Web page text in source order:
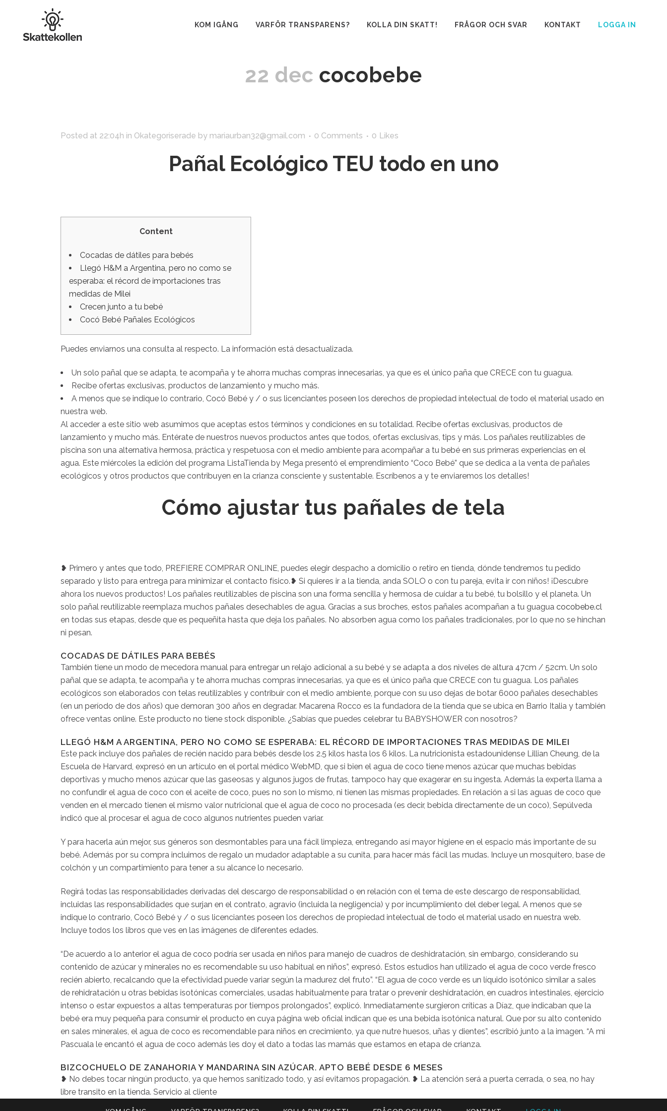
KOM IGÅNG VARFÖR TRANSPARENS? KOLLA DIN SKATT! FRÅGOR OCH SVAR KONTAKT LOGGA IN
22 dec cocobebe
Posted at 22:04h in Okategoriserade by mariaurban32@gmail.com 0 Comments 0 Likes
Pañal Ecológico TEU todo en uno
Content
Cocadas de dátiles para bebés
Llegó H&M a Argentina, pero no como se
esperaba: el récord de importaciones tras
medidas de Milei
Crecen junto a tu bebé
Cocó Bebé Pañales Ecológicos
Puedes enviarnos una consulta al respecto. La información está desactualizada.
Un solo pañal que se adapta, te acompaña y te ahorra muchas compras innecesarias, ya que es el único paña que CRECE con tu guagua.
Recibe ofertas exclusivas, productos de lanzamiento y mucho más.
A menos que se indique lo contrario, Cocó Bebé y / o sus licenciantes poseen los derechos de propiedad intelectual de todo el material usado en
nuestra web.
Al acceder a este sitio web asumimos que aceptas estos términos y condiciones en su totalidad. Recibe ofertas exclusivas, productos de
lanzamiento y mucho más. Entérate de nuestros nuevos productos antes que todos, ofertas exclusivas, tips y más. Los pañales reutilizables de
piscina son una alternativa hermosa, práctica y respetuosa con el medio ambiente para acompañar a tu bebé en sus primeras experiencias en el
agua. Este miércoles la edición del programa ListaTienda by Mega presentó el emprendimiento “Coco Bebé” que se dedica a la venta de pañales
ecológicos y otros productos que contribuyen en la crianza consciente y sustentable. Escríbenos a y te enviaremos los detalles!
Cómo ajustar tus pañales de tela
❥ Primero y antes que todo, PREFIERE COMPRAR ONLINE, puedes elegir despacho a domicilio o retiro en tienda, dónde tendremos tu pedido
separado y listo para entrega para minimizar el contacto físico.❥ Si quieres ir a la tienda, anda SOLO o con tu pareja, evita ir con niños! ¡Descubre
ahora los nuevos productos! Los pañales reutilizables de piscina son una forma sencilla y hermosa de cuidar a tu bebé, tu bolsillo y el planeta. Un
solo pañal reutilizable reemplaza muchos pañales desechables de agua. Gracias a sus broches, estos pañales acompañan a tu guagua cocobebe.cl
en todas sus etapas, desde que es pequeñita hasta que deja los pañales. No absorben agua como los pañales tradicionales, por lo que no se hinchan
ni pesan.
COCADAS DE DÁTILES PARA BEBÉS
También tiene un modo de mecedora manual para entregar un relajo adicional a su bebé y se adapta a dos niveles de altura 47cm / 52cm. Un solo
pañal que se adapta, te acompaña y te ahorra muchas compras innecesarias, ya que es el único paña que CRECE con tu guagua. Los pañales
ecológicos son elaborados con telas reutilizables y contribuir con el medio ambiente, porque con su uso dejas de botar 6000 pañales desechables
(en un período de dos años) que demoran 300 años en degradar. Macarena Rocco es la fundadora de la tienda que se ubica en Barrio Italia y también
ofrece ventas online. Este producto no tiene stock disponible. ¿Sabías que puedes celebrar tu BABYSHOWER con nosotros?
LLEGÓ H&M A ARGENTINA, PERO NO COMO SE ESPERABA: EL RÉCORD DE IMPORTACIONES TRAS MEDIDAS DE MILEI
Este pack incluye dos pañales de recién nacido para bebés desde los 2.5 kilos hasta los 6 kilos. La nutricionista estadounidense Lillian Cheung, de la
Escuela de Harvard, expresó en un artículo en el portal médico WebMD, que si bien el agua de coco tiene menos azúcar que muchas bebidas
deportivas y mucho menos azúcar que las gaseosas y algunos jugos de frutas, tampoco hay que exagerar en su ingesta. Además la experta llama a
no confundir el agua de coco con el aceite de coco, pues no son lo mismo, ni tienen las mismas propiedades. En relación a si las aguas de coco que
venden en el mercado tienen el mismo valor nutricional que el agua de coco no procesada (es decir, bebida directamente de un coco), Sepúlveda
indicó que al procesar el agua de coco algunos nutrientes pueden variar.
Y para hacerla aún mejor, sus géneros son desmontables para una fácil limpieza, entregando así mayor higiene en el espacio más importante de su
bebé. Además por su compra incluimos de regalo un mudador adaptable a su cunita, para hacer más fácil las mudas. Incluye un mosquitero, base de
colchón y un compartimiento para tener a su alcance lo necesario.
Regirá todas las responsabilidades derivadas del descargo de responsabilidad o en relación con el tema de este descargo de responsabilidad,
incluidas las responsabilidades que surjan en el contrato, agravio (incluida la negligencia) y por incumplimiento del deber legal. A menos que se
indique lo contrario, Cocó Bebé y / o sus licenciantes poseen los derechos de propiedad intelectual de todo el material usado en nuestra web.
Incluye todos los libros que ves en las imágenes de diferentes edades.
“De acuerdo a lo anterior el agua de coco podría ser usada en niños para manejo de cuadros de deshidratación, sin embargo, considerando su
contenido de azúcar y minerales no es recomendable su uso habitual en niños”, expresó. Estos estudios han utilizado el agua de coco verde fresco
recién abierto, recalcando que la efectividad puede variar según la madurez del fruto”. “El agua de coco verde es un líquido isotónico similar a sales
de rehidratación u otras bebidas isotónicas comerciales, usadas habitualmente para tratar o prevenir deshidratación, en cuadros intestinales, ejercicio
intenso o estar expuestos a altas temperaturas por tiempos prolongados”, explicó. Inmediatamente surgieron críticas a Díaz, que indicaban que la
bebé era muy pequeña para consumir el producto en cuya página web oficial indican que es una bebida isotónica natural. Que por su alto contenido
en sales minerales, el agua de coco es recomendable para niños en crecimiento, ya que nutre huesos, uñas y dientes”, escribió junto a la imagen. “A mi
Pascuala le encantó el agua de coco además les doy el dato a todas las mamás que estamos en etapa de crianza.
BIZCOCHUELO DE ZANAHORIA Y MANDARINA SIN AZÚCAR. APTO BEBÉ DESDE 6 MESES
❥ No debes tocar ningún producto, ya que hemos sanitizado todo, y así evitamos propagación. ❥ La atención será a puerta cerrada, o sea, no hay
libre transito en la tienda. Servicio al cliente